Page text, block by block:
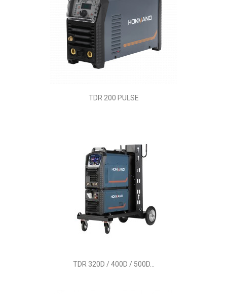
TDR 200 PULSE
TDR 320D / 400D / 500D...